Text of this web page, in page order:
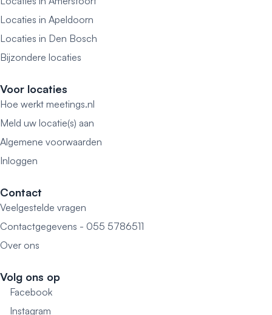
Locaties in Apeldoorn
Locaties in Den Bosch
Bijzondere locaties
Voor locaties
Hoe werkt meetings.nl
Meld uw locatie(s) aan
Algemene voorwaarden
Inloggen
Contact
Veelgestelde vragen
Contactgegevens - 055 5786511
Over ons
Volg ons op
Facebook
Instagram